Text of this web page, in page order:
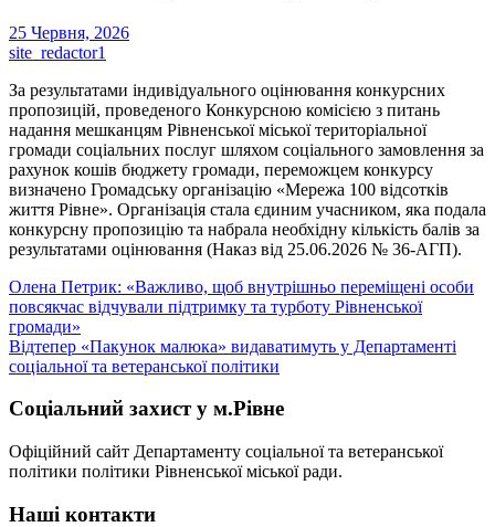
25 Червня, 2026
site_redactor1
За результатами індивідуального оцінювання конкурсних
пропозицій, проведеного Конкурсною комісією з питань
надання мешканцям Рівненської міської територіальної
громади соціальних послуг шляхом соціального замовлення за
рахунок кошів бюджету громади, переможцем конкурсу
визначено Громадську організацію «Мережа 100 відсотків
життя Рівне». Організація стала єдиним учасником, яка подала
конкурсну пропозицію та набрала необхідну кількість балів за
результатами оцінювання (Наказ від 25.06.2026 № 36-АГП).
Навігація
записів
Олена Петрик: «Важливо, щоб внутрішньо переміщені особи
повсякчас відчували підтримку та турботу Рівненської
громади»
Відтепер «Пакунок малюка» видаватимуть у Департаменті
соціальної та ветеранської політики
Соціальний захист у м.Рівне
Офіційний сайт Департаменту соціальної та ветеранської
політики політики Рівненської міської ради.
Наші контакти